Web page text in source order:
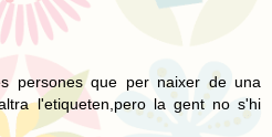
persones que per naixer de una
l'etiqueten,pero la gent no s'hi